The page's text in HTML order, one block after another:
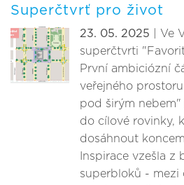
Superčtvrť pro život
23. 05. 2025 | Ve
superčtvrti
První ambiciózní
veřejného
pod širým
do cílové rovinky,
dosáhnout
Inspirace vzešla z
superbloků - mezi